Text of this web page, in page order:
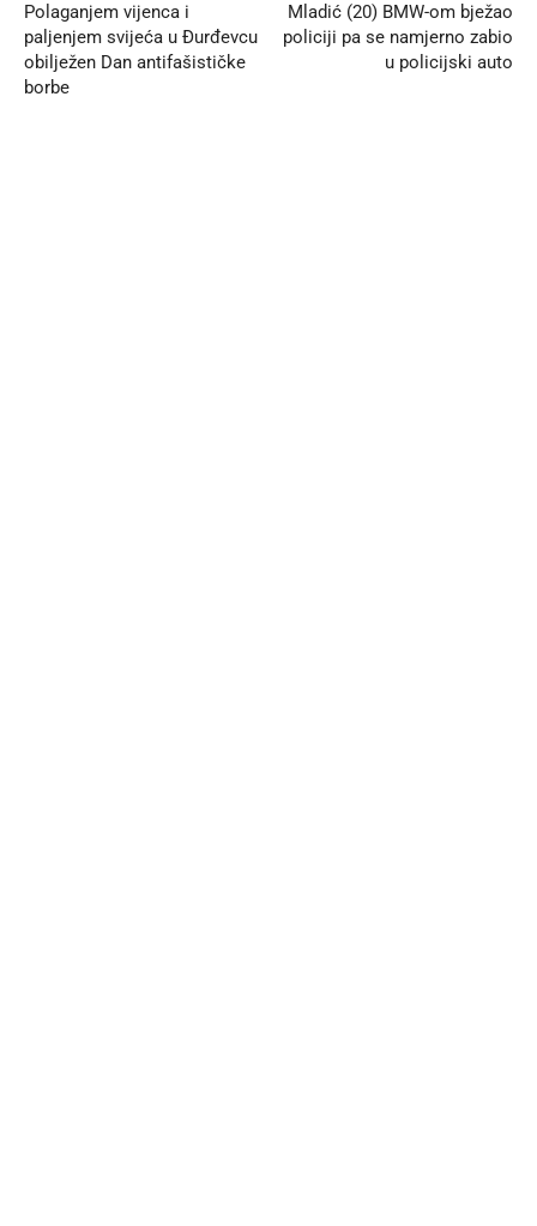
Polaganjem vijenca i
paljenjem svijeća u Đurđevcu
obilježen Dan antifašističke
borbe
Mladić (20) BMW-om bježao
policiji pa se namjerno zabio
u policijski auto